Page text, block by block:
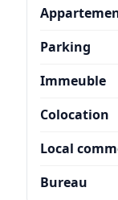
Parking
Immeuble
Colocation
Local
Bureau